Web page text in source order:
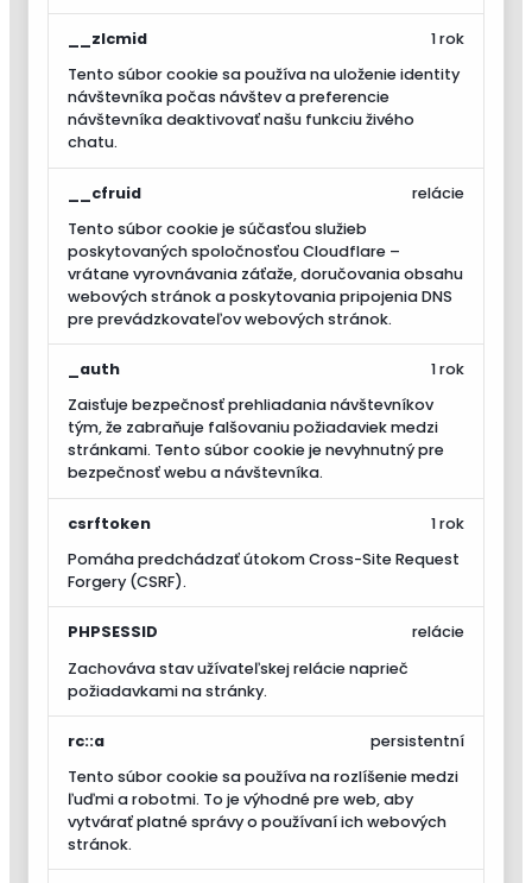
__zlcmid
Tento súbor cookie sa používa na uloženie identity
návštevníka počas návštev a preferencie
návštevníka deaktivovať našu funkciu živého
chatu.
1 rok
__cfruid
Tento súbor cookie je súčasťou služieb
poskytovaných spoločnosťou Cloudflare –
vrátane vyrovnávania záťaže, doručovania obsahu
webových stránok a poskytovania pripojenia DNS
pre prevádzkovateľov webových stránok.
relácie
_auth
Zaisťuje bezpečnosť prehliadania návštevníkov
tým, že zabraňuje falšovaniu požiadaviek medzi
stránkami. Tento súbor cookie je nevyhnutný pre
bezpečnosť webu a návštevníka.
1 rok
csrftoken
Pomáha predchádzať útokom Cross-Site Request
Forgery (CSRF).
1 rok
PHPSESSID
Zachováva stav užívateľskej relácie naprieč
požiadavkami na stránky.
relácie
rc::a
Tento súbor cookie sa používa na rozlíšenie medzi
ľuďmi a robotmi. To je výhodné pre web, aby
vytvárať platné správy o používaní ich webových
stránok.
persistentní